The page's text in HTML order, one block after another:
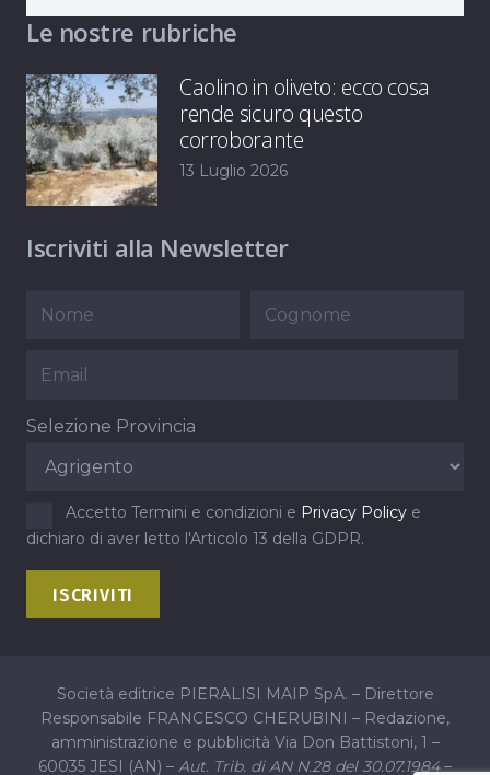
Le nostre rubriche
Caolino in oliveto: ecco cosa
rende sicuro questo
corroborante
13 Luglio 2026
Iscriviti alla Newsletter
Selezione Provincia
Accetto Termini e condizioni e Privacy Policy e
dichiaro di aver letto l'Articolo 13 della GDPR.
Società editrice PIERALISI MAIP SpA. – Direttore
Responsabile FRANCESCO CHERUBINI – Redazione,
amministrazione e pubblicità Via Don Battistoni, 1 –
60035 JESI (AN) – Aut. Trib. di AN N.28 del 30.07.1984–